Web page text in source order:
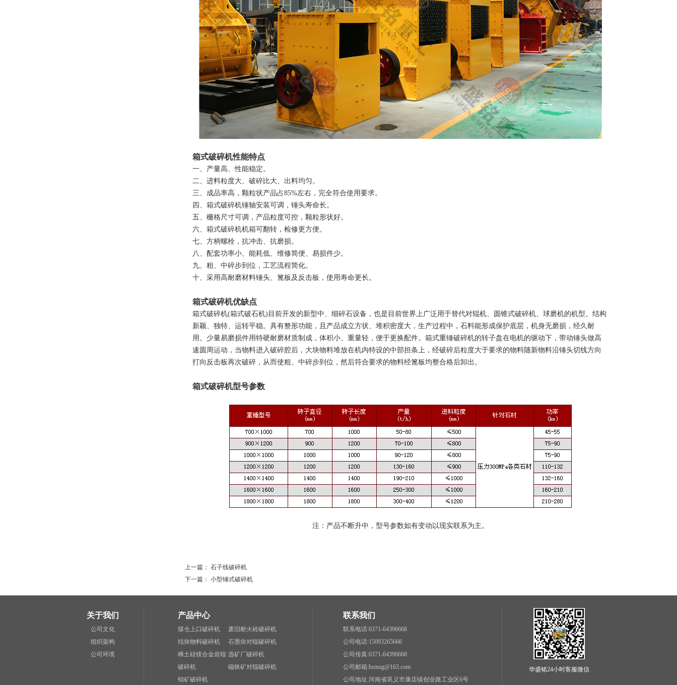
箱式破碎机性能特点
一、产量高、性能稳定。
二、进料粒度大、破碎比大、出料均匀。
三、成品率高，颗粒状产品占85%左右，完全符合使用要求。
四、箱式破碎机锤轴安装可调，锤头寿命长。
五、栅格尺寸可调，产品粒度可控，颗粒形状好。
六、箱式破碎机机箱可翻转，检修更方便。
七、方柄螺栓，抗冲击、抗磨损。
八、配套功率小、能耗低、维修简便、易损件少。
九、粗、中碎步到位，工艺流程简化。
十、采用高耐磨材料锤头、篦板及反击板，使用寿命更长。
箱式破碎机优缺点
箱式破碎机(箱式破石机)目前开发的新型中、细碎石设备，也是目前世界上广泛用于替代对辊机、圆锥式破碎机、球磨机的机型。结构
新颖、独特、运转平稳。具有整形功能，且产品成立方状、堆积密度大，生产过程中，石料能形成保护底层，机身无磨损，经久耐
用。少量易磨损件用特硬耐磨材质制成，体积小、重量轻，便于更换配件。箱式重锤破碎机的转子盘在电机的驱动下，带动锤头做高
速圆周运动，当物料进入破碎腔后，大块物料堆放在机内特设的中部担条上，经破碎后粒度大于要求的物料随新物料沿锤头切线方向
打向反击板再次破碎，从而使粗、中碎步到位，然后符合要求的物料经篦板均整合格后卸出。
箱式破碎机型号参数
注：产品不断升中，型号参数如有变动以现实联系为主。
上一篇： 石子线破碎机
下一篇： 小型锤式破碎机
关于我们
公司文化
组织架构
公司环境
产品中心
煤仓上口破碎机
废旧耐火砖破碎机
结块物料破碎机
石墨块对辊破碎机
稀土硅镁合金齿辊
破碎机
选矿厂破碎机
磁铁矿对辊破碎机
钼矿破碎机
联系我们
联系电话:0371-64396668
公司电话:15093265666
公司传真:0371-64396668
公司邮箱:hsmzg@163.com
公司地址:河南省巩义市康店镇创业路工业区6号
华盛铭24小时客服微信